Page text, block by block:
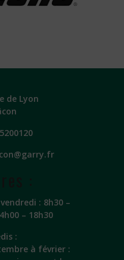
de Lyon
: 8h30 –
– 18h30
:
à février :